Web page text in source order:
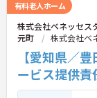
有料老人ホーム
株式会社ベネッセス
元町
株式会社ベ
【愛知県／
ービス提供責